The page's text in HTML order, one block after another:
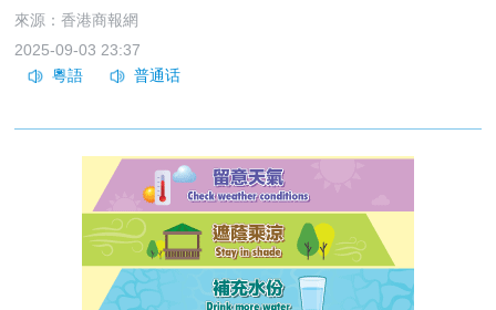
來源：香港商報網
2025-09-03 23:37